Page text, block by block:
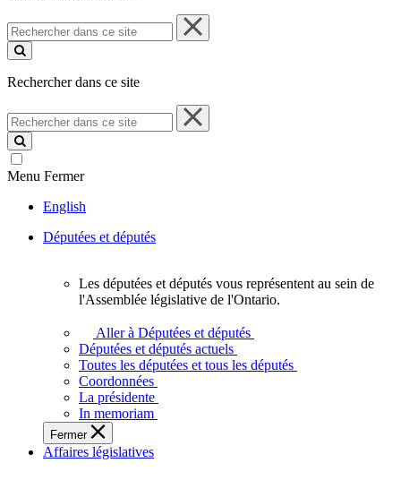
Rechercher
dans
ce
Rechercher dans ce site
Rechercher
dans
ce
site
Menu Fermer
English
Députées et députés
députés
vous
représentent
sein
de
l'Assemblée
législative
Les députées et députés vous représentent au sein de
l'Assemblée législative de l'Ontario.
Aller à Députées et députés
Députées et députés actuels
Toutes les députées et tous les députés
Coordonnées
La présidente
In memoriam
Fermer
Affaires législatives